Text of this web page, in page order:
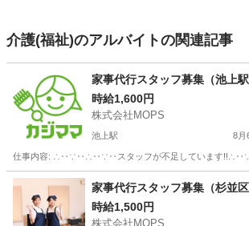
介護(福祉)のアルバイトの関連記事
家事代行スタッフ募集（池上駅
時給1,600円
株式会社MOPS
池上駅 8月
仕事内容: ∴‥∵‥∴‥∵‥スタッフが不足しています
東京 大田区 池上駅 ホームヘルパー スタ
家事代行スタッフ募集（杉並区
時給1,500円
株式会社MOPS